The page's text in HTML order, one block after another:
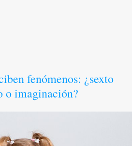
fenómenos: ¿sexto
o imaginación?